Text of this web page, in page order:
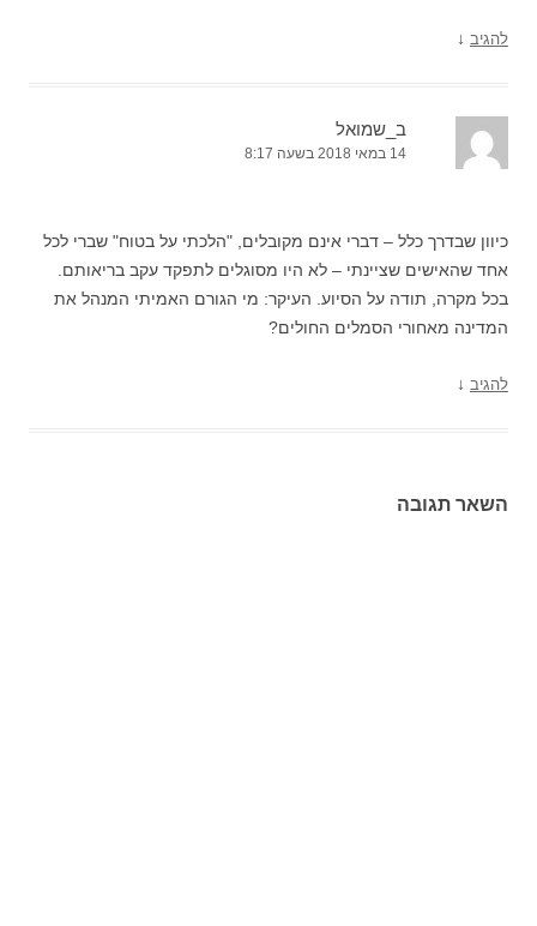
להגיב ↓
ב_שמואל
14 במאי 2018 בשעה 8:17
כיוון שבדרך כלל – דברי אינם מקובלים, "הלכתי על בטוח" שברי לכל
אחד שהאישים שציינתי – לא היו מסוגלים לתפקד עקב בריאותם.
בכל מקרה, תודה על הסיוע. העיקר: מי הגורם האמיתי המנהל את
המדינה מאחורי הסמלים החולים?
להגיב ↓
השאר תגובה